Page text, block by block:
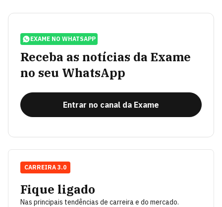
EXAME NO WHATSAPP
Receba as notícias da Exame
no seu WhatsApp
Entrar no canal da Exame
Fique ligado
Nas principais tendências de carreira e do mercado.
CARREIRA 3.0